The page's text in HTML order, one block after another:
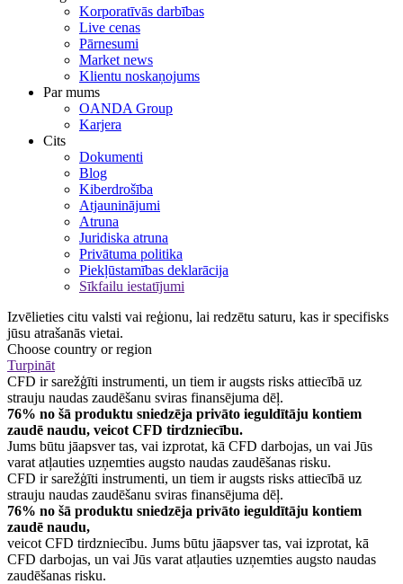
Korporatīvās darbības
Live cenas
Pārnesumi
Market news
Klientu noskaņojums
Par mums
OANDA Group
Karjera
Cits
Dokumenti
Blog
Kiberdrošība
Atjauninājumi
Atruna
Juridiska atruna
Privātuma politika
Piekļūstamības deklarācija
Sīkfailu iestatījumi
Izvēlieties citu valsti vai reģionu, lai redzētu saturu, kas ir specifisks
jūsu atrašanās vietai.
Choose country or region
Turpināt
CFD ir sarežģīti instrumenti, un tiem ir augsts risks attiecībā uz
strauju naudas zaudēšanu sviras finansējuma dēļ.
76% no šā produktu sniedzēja privāto ieguldītāju kontiem
zaudē naudu, veicot CFD tirdzniecību.
Jums būtu jāapsver tas, vai izprotat, kā CFD darbojas, un vai Jūs
varat atļauties uzņemties augsto naudas zaudēšanas risku.
CFD ir sarežģīti instrumenti, un tiem ir augsts risks attiecībā uz
strauju naudas zaudēšanu sviras finansējuma dēļ.
76% no šā produktu sniedzēja privāto ieguldītāju kontiem
zaudē naudu,
veicot CFD tirdzniecību. Jums būtu jāapsver tas, vai izprotat, kā
CFD darbojas, un vai Jūs varat atļauties uzņemties augsto naudas
zaudēšanas risku.